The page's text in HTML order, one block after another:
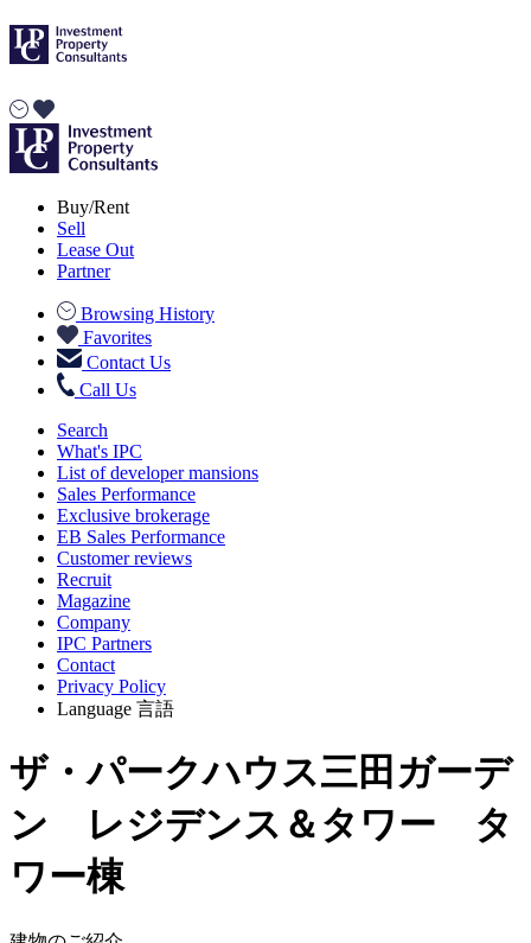
Buy/Rent
Sell
Lease Out
Partner
Browsing History
Favorites
Contact Us
Call Us
Search
What's IPC
List of developer mansions
Sales Performance
Exclusive brokerage
EB Sales Performance
Customer reviews
Recruit
Magazine
Company
IPC Partners
Contact
Privacy Policy
Language 言語
ザ・パークハウス三田ガーデ
ン レジデンス＆タワー タ
ワー棟